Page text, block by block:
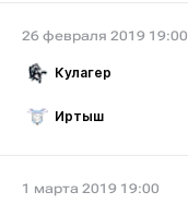
26 февраля 2019 19:00
Кулагер
Иртыш
1 марта 2019 19:00